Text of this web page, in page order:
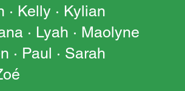
· Kelly · Kylian
· Lyah · Maolyne
· Paul · Sarah